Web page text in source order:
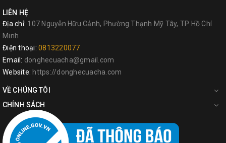
LIÊN HỆ
Địa chỉ: 107 Nguyễn Hữu Cảnh, Phường Thạnh Mỹ Tây, TP Hồ Chí
Minh
Điện thoại: 0813220077
Email: donghecuacha@gmail.com
Website: https://donghecuacha.com
VỀ CHÚNG TÔI
CHÍNH SÁCH